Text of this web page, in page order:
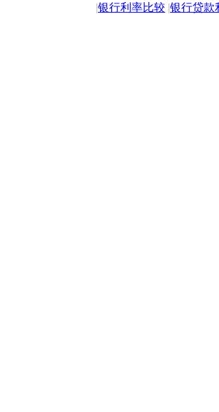
|银行利率比较 |银行贷款